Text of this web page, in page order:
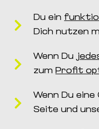
Du ein
Dich nutzen
Wenn Du
zumProfit
Wenn Du
Seite und